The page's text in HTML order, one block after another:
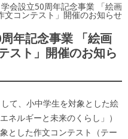
設立50周年記念事業 「絵画
文コンテスト」開催のお知らせ
年記念事業 「絵画
スト」開催のお知ら
て、小中学生を対象とした絵
ネルギーと未来のくらし」）
とした作文コンテスト（テー